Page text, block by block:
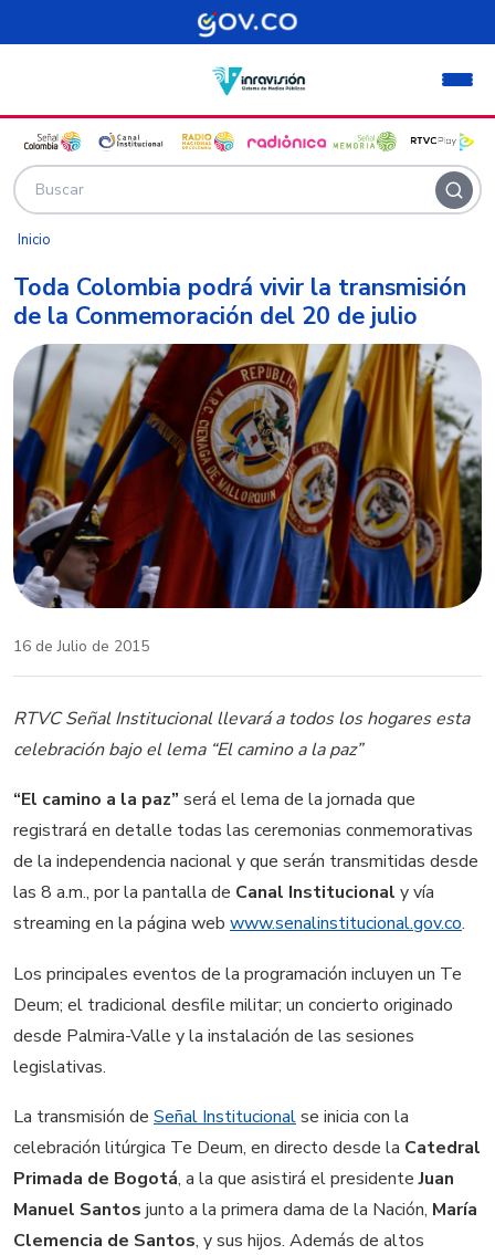
Pasar al contenido principal
Inicio
Toda Colombia podrá vivir la transmisión
de la Conmemoración del 20 de julio
16 de Julio de 2015
RTVC Señal Institucional llevará a todos los hogares esta
celebración bajo el lema “El camino a la paz”
“El camino a la paz” será el lema de la jornada que
registrará en detalle todas las ceremonias conmemorativas
de la independencia nacional y que serán transmitidas desde
las 8 a.m., por la pantalla de Canal Institucional y vía
streaming en la página web www.senalinstitucional.gov.co.
Los principales eventos de la programación incluyen un Te
Deum; el tradicional desfile militar; un concierto originado
desde Palmira-Valle y la instalación de las sesiones
legislativas.
La transmisión de Señal Institucionalse inicia con la
celebración litúrgica Te Deum, en directo desde la Catedral
Primada de Bogotá, a la que asistirá el presidenteJuan
Manuel Santos junto a la primera dama de la Nación, María
Clemencia de Santos, y sus hijos. Además de altos